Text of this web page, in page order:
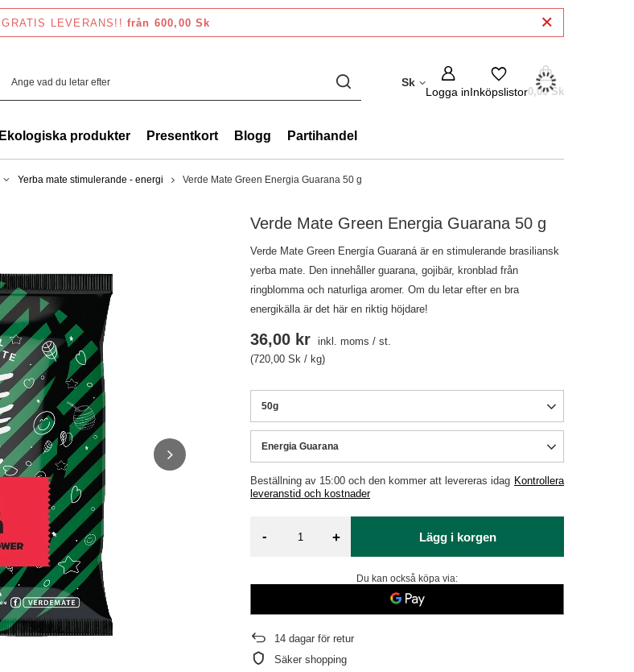
GRATIS LEVERANS!! från 600,00 Sk
Sk
Logga inInköpslistor0,00 Sk
Ekologiska produkter Presentkort Blogg Partihandel
Yerba mate stimulerande - energi Verde Mate Green Energia Guarana 50 g
Verde Mate Green Energia Guarana 50 g
Verde Mate Green Energía Guaraná är en stimulerande brasiliansk
yerba mate. Den innehåller guarana, gojibär, kronblad från
ringblomma och naturliga aromer. Om du letar efter en bra
energikälla är det här en riktig höjdare!
50g
Energia Guarana
Beställning av 15:00 och den kommer att levereras idag Kontrollera
leveranstid och kostnader
36,00 kr inkl. moms /st.
(720,00 Sk / kg)
- + Lägg i korgen
Du kan också köpa via:
14 dagar för retur
Säker shopping